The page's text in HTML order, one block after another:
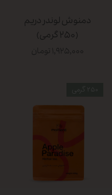
دمنوش لوندر دریم
(۲۵۰ گرمی)
۱,۹۲۵,۰۰۰ تومان